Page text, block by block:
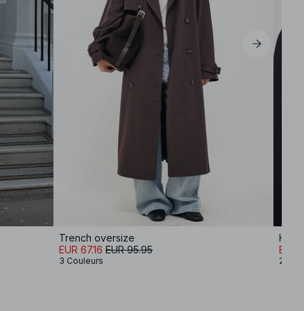
Trench oversize
EUR 67.16 EUR 95.95
3 Couleurs
EUR
2